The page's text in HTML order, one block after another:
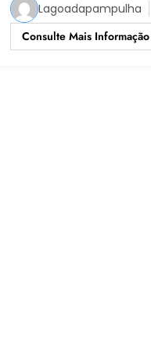
Lagoadapampulha
Consulte Mais Informação